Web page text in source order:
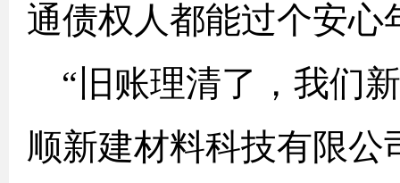
通债权人都能过个安心
“旧账理清了，我们
顺新建材料科技有限